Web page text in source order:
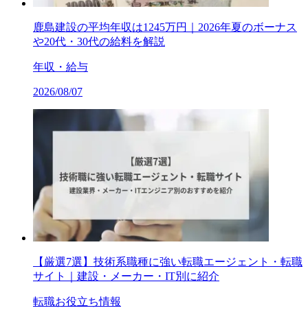
鹿島建設の平均年収は1245万円｜2026年夏のボーナス
や20代・30代の給料を解説
年収・給与
2026/08/07
【厳選7選】技術系職種に強い転職エージェント・転職
サイト｜建設・メーカー・IT別に紹介
転職お役立ち情報